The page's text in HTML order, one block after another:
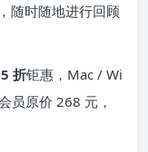
随时随地进行回顾
5 折钜惠，Mac / Wi
员原价 268 元，